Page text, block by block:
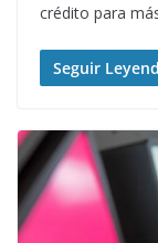
crédito para
Seguir